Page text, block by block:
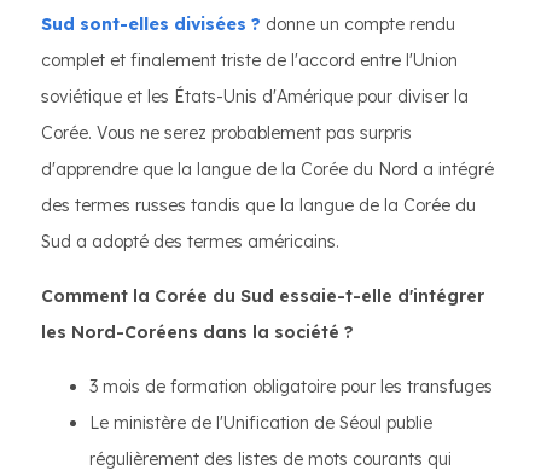
Sud sont-elles divisées ? donne un compte rendu
complet et finalement triste de l'accord entre l'Union
soviétique et les États-Unis d'Amérique pour diviser la
Corée. Vous ne serez probablement pas surpris
d'apprendre que la langue de la Corée du Nord a intégré
des termes russes tandis que la langue de la Corée du
Sud a adopté des termes américains.
Comment la Corée du Sud essaie-t-elle d'intégrer
les Nord-Coréens dans la société ?
3 mois de formation obligatoire pour les transfuges
Le ministère de l'Unification de Séoul publie
régulièrement des listes de mots courants qui